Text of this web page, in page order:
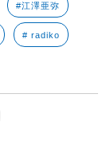
#江澤亜弥
# radiko